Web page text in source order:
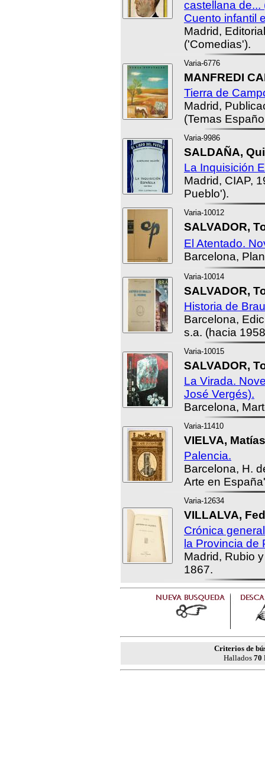
castellana de...
Cuento infantil
Madrid,
('Comedias').
Varia-6776
MANFREDI
Tierra de
Madrid,
(Temas
Varia-9986
SALDAÑA,
La Inquisición
Madrid, CIAP,
Pueblo').
Varia-10012
SALVADOR,
El Atentado.
Barcelona,
Varia-10014
SALVADOR,
Historia de
Barcelona,
s.a. (hacia
Varia-10015
SALVADOR,
La Virada.
José Vergés).
Barcelona,
Varia-11410
VIELVA,
Palencia.
Barcelona, H.
Arte en
Varia-12634
VILLALVA,
Crónica
la Provincia de
Madrid, Rubio
1867.
Criterios de
Hallados 70